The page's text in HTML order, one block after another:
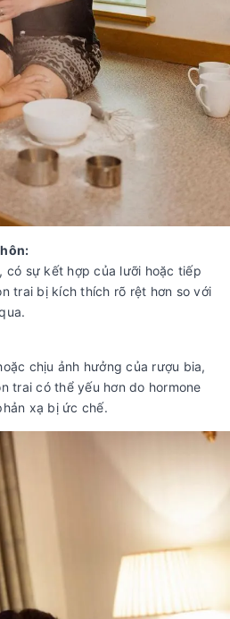
có sự kết hợp của lưỡi hoặc tiếp
trai bị kích thích rõ rệt hơn so với
chịu ảnh hưởng của rượu bia,
trai có thể yếu hơn do hormone
xạ bị ức chế.